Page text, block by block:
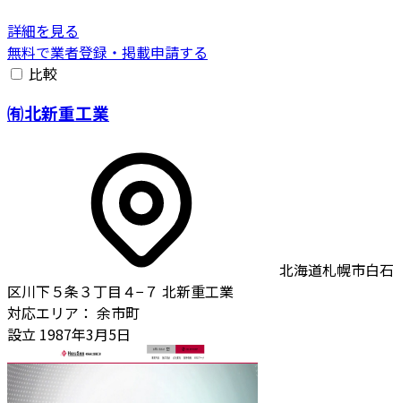
詳細を見る
無料で業者登録・掲載申請する
比較
㈲北新重工業
北海道札幌市白石
区川下５条３丁目４−７ 北新重工業
対応エリア： 余市町
設立 1987年3月5日